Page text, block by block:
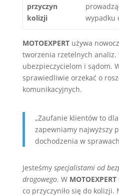
przyczyn
kolizji
wypadku
MOTOEXPERTużywa
tworzenia rzetelnych analiz.
ubezpieczycielom i sądom.
sprawiedliwie orzekać o
komunikacyjnych.
„Zaufanie klientów to
zapewniamy najwyższy
dochodzenia w
Jesteśmy specjalistami od
drogowego. W MOTOEXPERT
co przyczyniło się do kolizji.